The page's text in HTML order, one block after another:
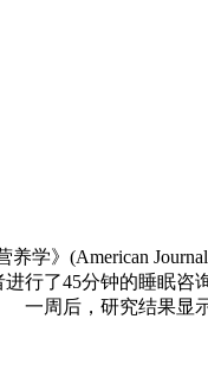
》(American
了45分钟的睡眠咨
周后，研究结果显